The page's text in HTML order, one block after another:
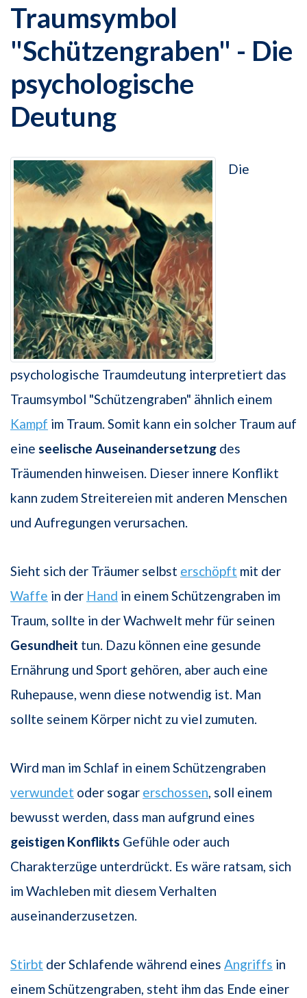
Traumsymbol
"Schützengraben" - Die
psychologische
Deutung
Die
psychologische Traumdeutung interpretiert das
Traumsymbol "Schützengraben" ähnlich einem
Kampf im Traum. Somit kann ein solcher Traum auf
eine seelische Auseinandersetzung des
Träumenden hinweisen. Dieser innere Konflikt
kann zudem Streitereien mit anderen Menschen
und Aufregungen verursachen.
Sieht sich der Träumer selbst erschöpft mit der
Waffe in der Hand in einem Schützengraben im
Traum, sollte in der Wachwelt mehr für seinen
Gesundheit tun. Dazu können eine gesunde
Ernährung und Sport gehören, aber auch eine
Ruhepause, wenn diese notwendig ist. Man
sollte seinem Körper nicht zu viel zumuten.
Wird man im Schlaf in einem Schützengraben
verwundet oder sogar erschossen , soll einem
bewusst werden, dass man aufgrund eines
geistigen Konflikts Gefühle oder auch
Charakterzüge unterdrückt. Es wäre ratsam, sich
im Wachleben mit diesem Verhalten
auseinanderzusetzen.
Stirbt der Schlafende während eines Angriffs in
einem Schützengraben, steht ihm das Ende einer